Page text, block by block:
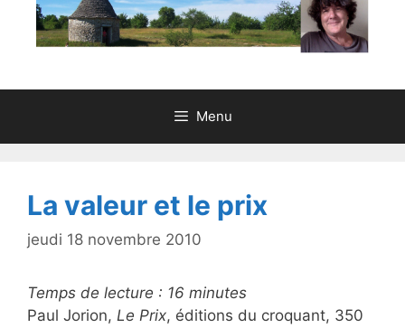
Menu
La valeur et le prix
jeudi 18 novembre 2010
Temps de lecture : 16 minutes
Paul Jorion, Le Prix, éditions du croquant, 350